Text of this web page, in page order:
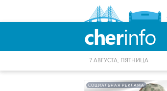
cherinfo
7 АВГУСТА, ПЯТНИЦА
СОЦИАЛЬНАЯ РЕКЛАМА